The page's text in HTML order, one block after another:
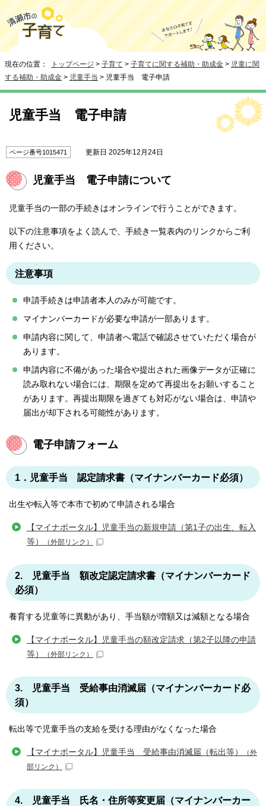
現在の位置： トップページ > 子育て > 子育てに関する補助・助成金 > 児童に関
する補助・助成金 > 児童手当 > 児童手当 電子申請
児童手当 電子申請
ページ番号1015471 更新日 2025年12月24日
児童手当 電子申請について
児童手当の一部の手続きはオンラインで行うことができます。
以下の注意事項をよく読んで、手続き一覧表内のリンクからご利
用ください。
注意事項
申請手続きは申請者本人のみが可能です。
マイナンバーカードが必要な申請が一部あります。
申請内容に関して、申請者へ電話で確認させていただく場合が
あります。
申請内容に不備があった場合や提出された画像データが正確に
読み取れない場合には、期限を定めて再提出をお願いすること
があります。再提出期限を過ぎても対応がない場合は、申請や
届出が却下される可能性があります。
電子申請フォーム
1．児童手当 認定請求書（マイナンバーカード必須）
出生や転入等で本市で初めて申請される場合
【マイナポータル】児童手当の新規申請（第1子の出生、転入
等）
（外部リンク）
2. 児童手当 額改定認定請求書（マイナンバーカード
必須）
養育する児童等に異動があり、手当額が増額又は減額となる場合
【マイナポータル】児童手当の額改定請求（第2子以降の申請
等）
（外部リンク）
3. 児童手当 受給事由消滅届（マイナンバーカード必
須）
転出等で児童手当の支給を受ける理由がなくなった場合
【マイナポータル】児童手当 受給事由消滅届（転出等）
（外
部リンク）
4. 児童手当 氏名・住所等変更届（マイナンバーカー